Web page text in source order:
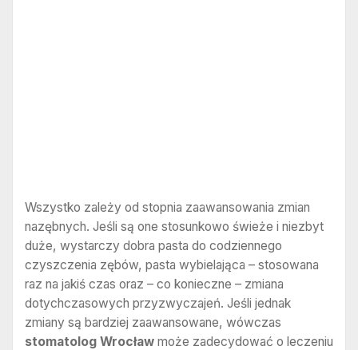
Wszystko zależy od stopnia zaawansowania zmian
nazębnych. Jeśli są one stosunkowo świeże i niezbyt
duże, wystarczy dobra pasta do codziennego
czyszczenia zębów, pasta wybielająca – stosowana
raz na jakiś czas oraz – co konieczne – zmiana
dotychczasowych przyzwyczajeń. Jeśli jednak
zmiany są bardziej zaawansowane, wówczas
stomatolog Wrocław może zadecydować o leczeniu